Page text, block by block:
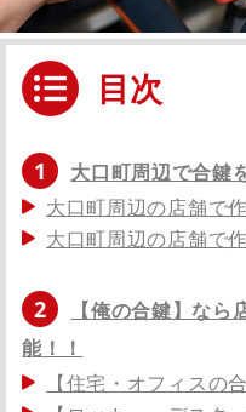
目次
1
大口町周辺で合鍵
大口町周辺の店舗で
大口町周辺の店舗で
2
【俺の合鍵】な
能！！
【住宅・オフィスの